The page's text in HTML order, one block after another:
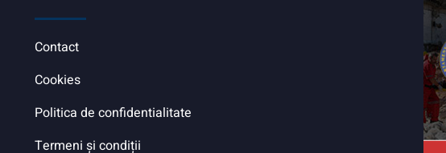
Contact
Cookies
Politica de confidentialitate
Termeni și condiții